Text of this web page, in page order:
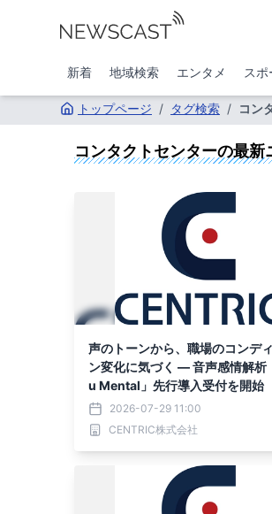
新着 地域検索 エンタメ スポ
トップページ / タグ検索 / コン
コンタクトセンターの最新
声のトーンから、職場のコンデ
ン変化に気づく ― 音声感情解析
u Mental」先行導入受付を開始
2026-07-29 11:00
CENTRIC株式会社